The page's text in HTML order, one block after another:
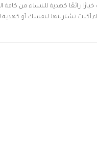
رائعًا كهدية للنساء من كافة
تشترينها لنفسك أو كهدية